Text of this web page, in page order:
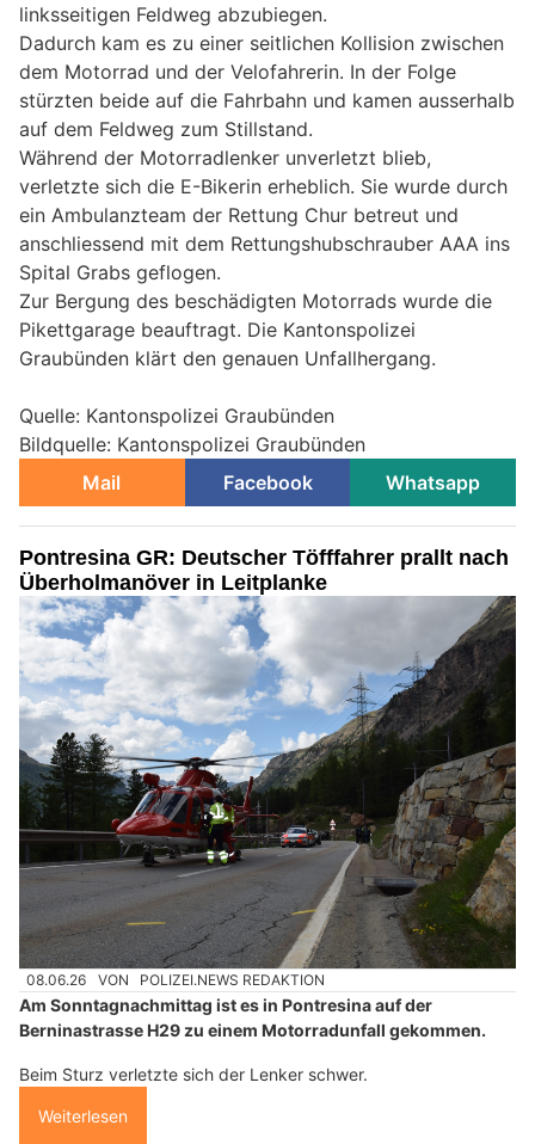
linksseitigen Feldweg abzubiegen.
Dadurch kam es zu einer seitlichen Kollision zwischen
dem Motorrad und der Velofahrerin. In der Folge
stürzten beide auf die Fahrbahn und kamen ausserhalb
auf dem Feldweg zum Stillstand.
Während der Motorradlenker unverletzt blieb,
verletzte sich die E-Bikerin erheblich. Sie wurde durch
ein Ambulanzteam der Rettung Chur betreut und
anschliessend mit dem Rettungshubschrauber AAA ins
Spital Grabs geflogen.
Zur Bergung des beschädigten Motorrads wurde die
Pikettgarage beauftragt. Die Kantonspolizei
Graubünden klärt den genauen Unfallhergang.
Quelle: Kantonspolizei Graubünden
Bildquelle: Kantonspolizei Graubünden
Mail
Facebook Whatsapp
Pontresina GR: Deutscher Töfffahrer prallt nach
Überholmanöver in Leitplanke
08.06.26 VON POLIZEI.NEWS REDAKTION
Am Sonntagnachmittag ist es in Pontresina auf der
Berninastrasse H29 zu einem Motorradunfall gekommen.
Beim Sturz verletzte sich der Lenker schwer.
Weiterlesen